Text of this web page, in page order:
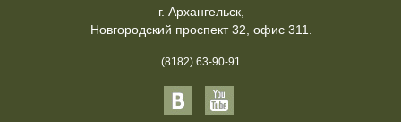
г. Архангельск,
Новгородский проспект 32, офис 311.
(8182) 63-90-91